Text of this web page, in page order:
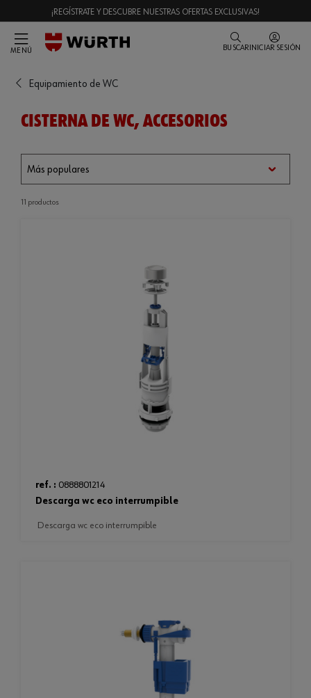
¡REGÍSTRATE Y DESCUBRE NUESTRAS OFERTAS EXCLUSIVAS!
MENÚ BUSCAR INICIAR SESIÓN
Equipamiento de WC
CISTERNA DE WC, ACCESORIOS
11 productos
ref. : 0888801214
descarga wc eco interrumpible
descarga wc eco interrumpible